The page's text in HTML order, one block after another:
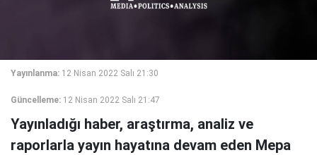
Yayınlanma: 12 Nisan 2022 Salı 21:30
Güncelleme: 12 Nisan 2022 Salı 21:47
Yayınladığı haber, araştırma, analiz ve
raporlarla yayın hayatına devam eden Mepa